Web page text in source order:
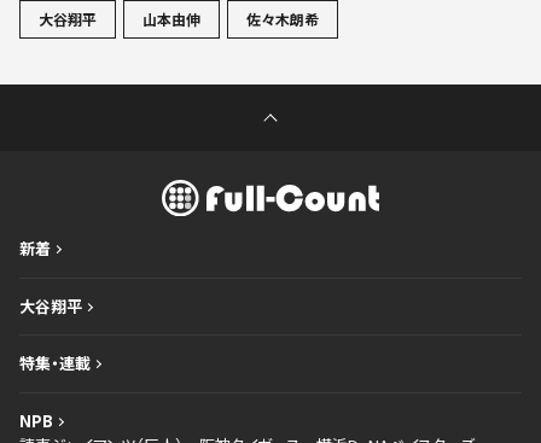
大谷翔平
山本由伸 佐々木朗希
新着
大谷翔平
特集・連載
NPB